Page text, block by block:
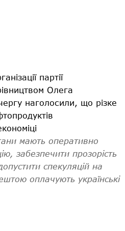
партії
Олега
наголосили, що різке
мають оперативно
забезпечити прозорість
спекуляцій на
оплачують українські